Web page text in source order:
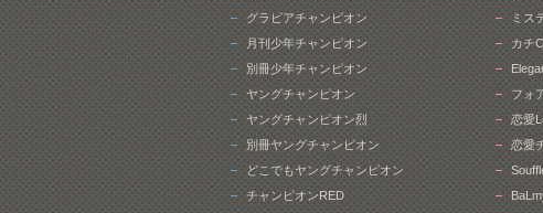
グラビアチャンピオン
月刊少年チャンピオン
別冊少年チャンピオン
ヤングチャンピオン
ヤングチャンピオン烈
別冊ヤングチャンピオン
どこでもヤングチャンピオン
チャンピオンRED
ミス
カチ
フォ
恋愛
恋愛